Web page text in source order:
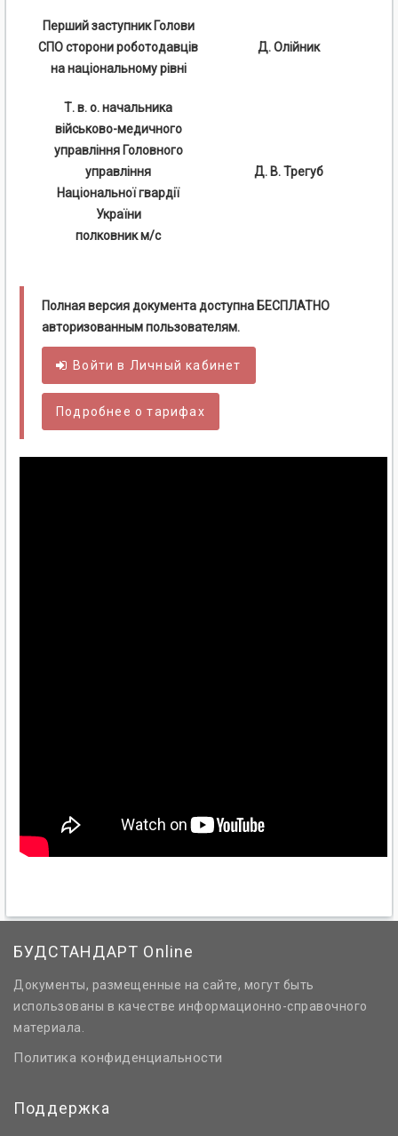
Перший заступник Голови
СПО сторони роботодавців
на національному рівні
Д. Олійник
Т. в. о. начальника
військово-медичного
управління Головного
управління
Національної гвардії
України
полковник м/с
Д. В. Трегуб
Полная версия документа доступна БЕСПЛАТНО
авторизованным пользователям.
Войти в Личный кабинет
Подробнее о тарифах
БУДСТАНДАРТ Online
Документы, размещенные на сайте, могут быть
использованы в качестве информационно-справочного
материала.
Политика конфиденциальности
Поддержка